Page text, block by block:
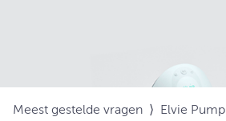
Meest gestelde vragen ⟩ Elvie Pump